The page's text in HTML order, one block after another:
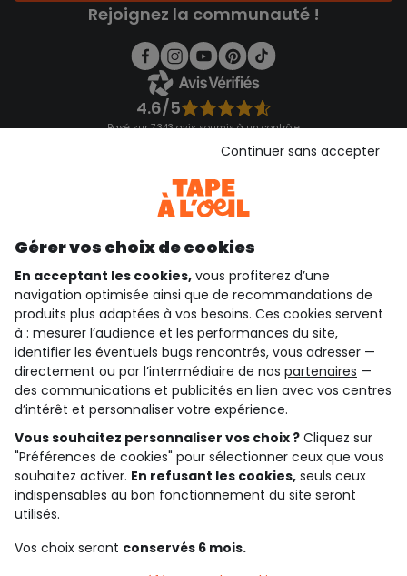
Rejoignez la communauté !
4.6/5
Basé sur 7 343 avis soumis à un contrôle
Consulter les CGU
qui sommes-nous ?
besoin d'aide ?
le club fidélité
notre catalogue
Conditions générales de ventes et d'utilisation
Conditions d’utilisation des réseaux sociaux
Politique de confidentialité
Cookies et données personnelles
Gérer vos choix de cookies
En acceptant les cookies, vous profiterez d’une
navigation optimisée ainsi que de recommandations de
produits plus adaptées à vos besoins. Ces cookies servent
à : mesurer l’audience et les performances du site,
identifier les éventuels bugs rencontrés, vous adresser —
directement ou par l’intermédiaire de nos partenaires —
des communications et publicités en lien avec vos centres
d’intérêt et personnaliser votre expérience.
Vous souhaitez personnaliser vos choix ? Cliquez sur
"Préférences de cookies" pour sélectionner ceux que vous
souhaitez activer. En refusant les cookies, seuls ceux
indispensables au bon fonctionnement du site seront
utilisés.
Vos choix seront conservés 6 mois.
Continuer sans accepter